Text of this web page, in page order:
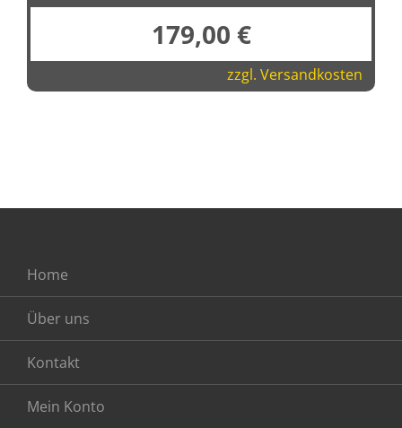
179,00 €
zzgl. Versandkosten
Home
Über uns
Kontakt
Mein Konto